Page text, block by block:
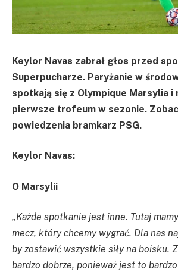
Keylor Navas zabrał głos przed
Superpucharze. Paryżanie w
spotkają się z Olympique Marsylia i
pierwsze trofeum w sezonie.
powiedzenia bramkarz PSG.
Keylor Navas:
O Marsylii
„Każde spotkanie jest inne. Tutaj
mecz, który chcemy wygrać. Dla nas
by zostawić wszystkie siły na boisku.
bardzo dobrze, ponieważ jest to